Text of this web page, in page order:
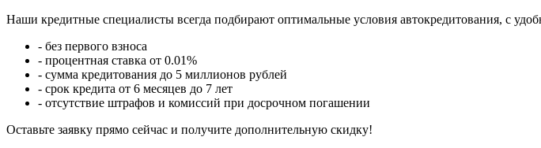
Наши кредитные специалисты всегда подбирают оптимальные условия автокредитования, с
- без первого взноса
- процентная ставка от 0.01%
- сумма кредитования до 5 миллионов рублей
- срок кредита от 6 месяцев до 7 лет
- отсутствие штрафов и комиссий при досрочном погашении
Оставьте заявку прямо сейчас и получите дополнительную скидку!